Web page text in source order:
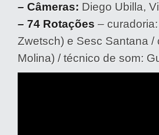
– Câmeras: Diego Ubilla,
– 74 Rotações –
Zwetsch) e Sesc Santana
Molina) / técnico de som: